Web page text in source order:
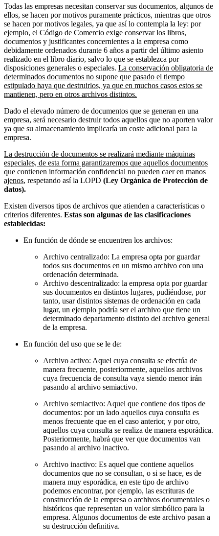
Todas las empresas necesitan conservar sus documentos, algunos de
ellos, se hacen por motivos puramente prácticos, mientras que otros
se hacen por motivos legales, ya que así lo contempla la ley: por
ejemplo, el Código de Comercio exige conservar los libros,
documentos y justificantes concernientes a la empresa como
debidamente ordenados durante 6 años a partir del último asiento
realizado en el libro diario, salvo lo que se establezca por
disposiciones generales o especiales. La conservación obligatoria de
determinados documentos no supone que pasado el tiempo
estipulado haya que destruirlos, ya que en muchos casos estos se
mantienen, pero en otros archivos distintos.
Dado el elevado número de documentos que se generan en una
empresa, será necesario destruir todos aquellos que no aporten valor
ya que su almacenamiento implicaría un coste adicional para la
empresa.
La destrucción de documentos se realizará mediante máquinas
especiales, de esta forma garantizaremos que aquellos documentos
que contienen información confidencial no pueden caer en manos
ajenos, respetando así la LOPD (Ley Orgánica de Protección de
datos).
Existen diversos tipos de archivos que atienden a características o
criterios diferentes. Estas son algunas de las clasificaciones
establecidas:
En función de dónde se encuentren los archivos:
Archivo centralizado: La empresa opta por guardar
todos sus documentos en un mismo archivo con una
ordenación determinada.
Archivo descentralizado: la empresa opta por guardar
sus documentos en distintos lugares, pudiéndose, por
tanto, usar distintos sistemas de ordenación en cada
lugar, un ejemplo podría ser el archivo que tiene un
determinado departamento distinto del archivo general
de la empresa.
En función del uso que se le de:
Archivo activo: Aquel cuya consulta se efectúa de
manera frecuente, posteriormente, aquellos archivos
cuya frecuencia de consulta vaya siendo menor irán
pasando al archivo semiactivo.
Archivo semiactivo: Aquel que contiene dos tipos de
documentos: por un lado aquellos cuya consulta es
menos frecuente que en el caso anterior, y por otro,
aquellos cuya consulta se realiza de manera esporádica.
Posteriormente, habrá que ver que documentos van
pasando al archivo inactivo.
Archivo inactivo: Es aquel que contiene aquellos
documentos que no se consultan, o si se hace, es de
manera muy esporádica, en este tipo de archivo
podemos encontrar, por ejemplo, las escrituras de
construcción de la empresa o archivos documentales o
históricos que representan un valor simbólico para la
empresa. Algunos documentos de este archivo pasan a
su destrucción definitiva.